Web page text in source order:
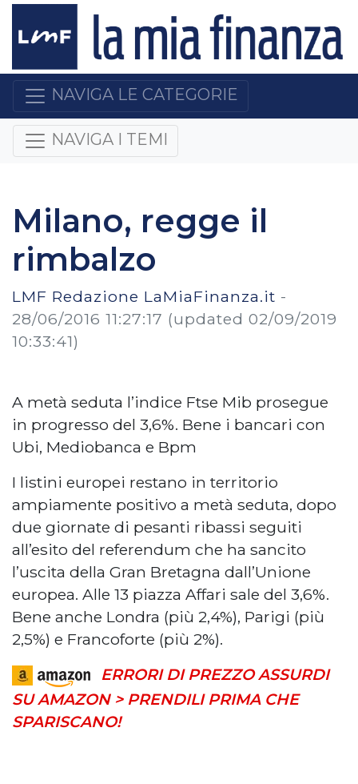
NAVIGA LE CATEGORIE
NAVIGA I TEMI
Milano, regge il
rimbalzo
LMF Redazione LaMiaFinanza.it -
28/06/2016 11:27:17 (updated 02/09/2019
10:33:41)
A metà seduta l’indice Ftse Mib prosegue
in progresso del 3,6%. Bene i bancari con
Ubi, Mediobanca e Bpm
I listini europei restano in territorio
ampiamente positivo a metà seduta, dopo
due giornate di pesanti ribassi seguiti
all’esito del referendum che ha sancito
l’uscita della Gran Bretagna dall’Unione
europea. Alle 13 piazza Affari sale del 3,6%.
Bene anche Londra (più 2,4%), Parigi (più
2,5%) e Francoforte (più 2%).
ERRORI DI PREZZO ASSURDI
SU AMAZON > PRENDILI PRIMA CHE
SPARISCANO!